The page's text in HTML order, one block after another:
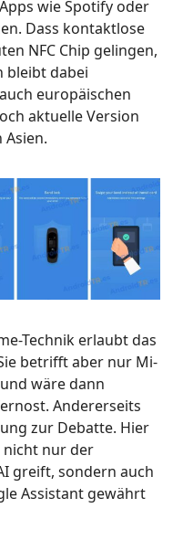
wie Spotify oder
Dass kontaktlose
NFC Chip gelingen,
bleibt dabei
europäischen
aktuelle Version
Technik erlaubt das
betrifft aber nur Mi-
wäre dann
Andererseits
zur Debatte. Hier
nicht nur der
greift, sondern auch
Assistant gewährt